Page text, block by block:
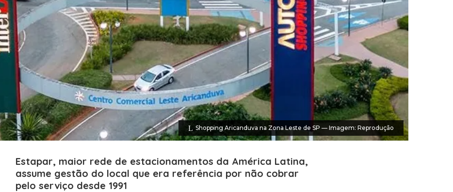
Shopping Aricanduva na Zona Leste de SP — Imagem: Reprodução
Estapar, maior rede de estacionamentos da América Latina,
assume gestão do local que era referência por não cobrar
pelo serviço desde 1991